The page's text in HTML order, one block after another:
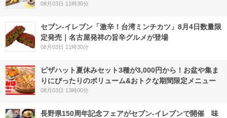
08月03日 11時30分
セブン-イレブン「激辛！台湾ミンチカツ」8月4日数量限
定発売｜名古屋発祥の旨辛グルメが登場
08月03日 11時30分
ピザハット夏休みセット3種が3,000円から！お盆や集ま
りにぴったりのボリューム&おトクな期間限定メニュー
08月03日 13時00分
長野県150周年記念フェアがセブン-イレブンで開催 味